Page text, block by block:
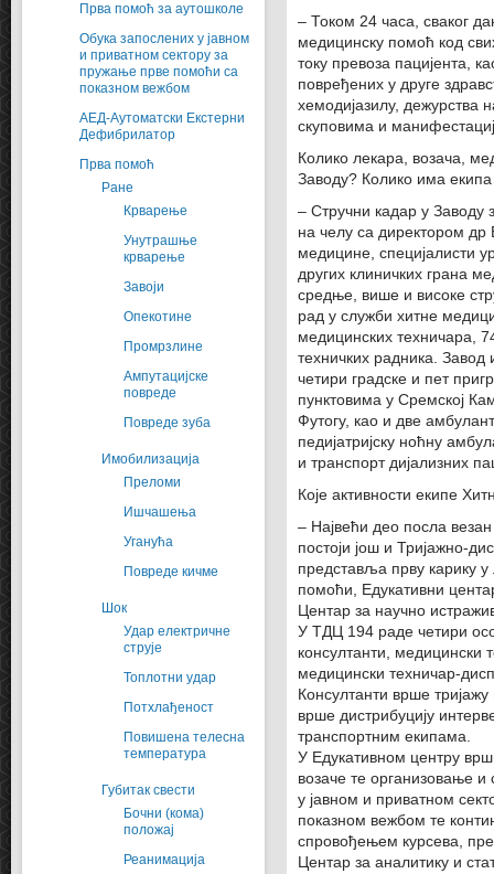
Прва помоћ за аутошколе
Обука запослених у јавном
и приватном сектору за
пружање прве помоћи са
показном вежбом
АЕД-Аутоматски Екстерни
Дефибрилатор
Прва помоћ
Ране
Крварење
Унутрашње
крварење
Завоји
Опекотине
Промрзлине
Ампутацијске
повреде
Повреде зуба
Имобилизација
Преломи
Ишчашења
Уганућа
Повреде кичме
Шок
Удар електричне
струје
Топлотни удар
Потхлађеност
Повишена телесна
температура
Губитак свести
Бочни (кома)
положај
Реанимација
– Током 24 часа, сваког
медицинску помоћ код
току превоза пацијента,
повређених у друге
хемодијазилу, дежурства
скуповима и
Колико лекара, возача,
Заводу? Колико има екипа
– Стручни кадар у
на челу са директором
медицине, специјалисти
других клиничких грана
средње, више и високе
рад у служби хитне
медицинских техничара,
техничких радника. Завод
четири градске и пет
пунктовима у Сремској
Футогу, као и две
педијатријску ноћну
и транспорт дијализних
Које активности екипе
– Највећи део посла
постоји још и Тријажно-
представља прву карику
помоћи, Едукативни
Центар за научно
У ТДЦ 194 раде четири
консултанти, медицински
медицински техничар-
Консултанти врше
врше дистрибуцију
транспортним екипама.
У Едукативном центру
возаче те организовање
у јавном и приватном
показном вежбом те
спровођењем курсева,
Центар за аналитику и